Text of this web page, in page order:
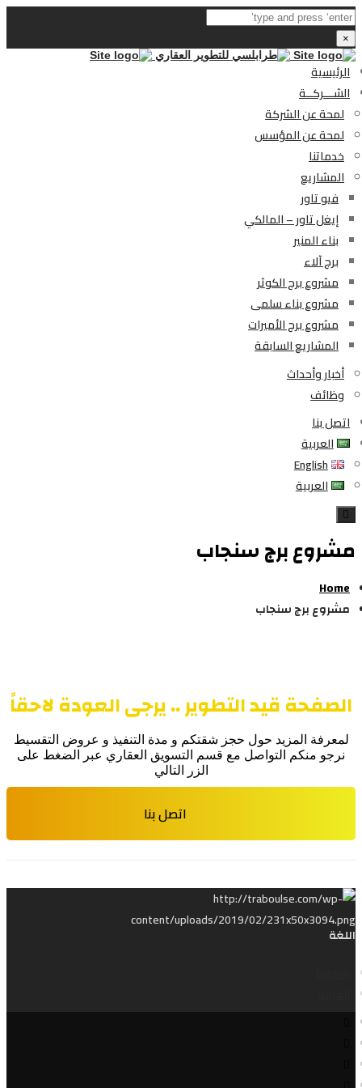
الرئيسية
الشـــركــة
لمحة عن الشركة
لمحة عن المؤسس
خدماتنا
المشاريع
فيو تاور
إيغل تاور – المالكي
بناء المنير
برج آلاء
مشروع برج الكوثر
مشروع بناء سلمى
مشروع برج الأميرات
المشاريع السابقة
أخبار وأحداث
وظائف
اتصل بنا
العربية
English
العربية
Toggle
navigation
مشروع برج سنجاب
Home
مشروع برج سنجاب
الصفحة قيد التطوير .. يرجى العودة لاحقاً
لمعرفة المزيد حول حجز شقتكم و مدة التنفيذ و عروض التقسيط
نرجو منكم التواصل مع قسم التسويق العقاري عبر الضغط على
الزر التالي
اتصل بنا
اللغة